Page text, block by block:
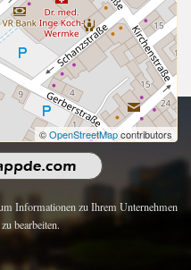
©OpenStreetMapcontributors
vorbehalten.
Informationen zu Ihrem Unternehmen
bearbeiten.